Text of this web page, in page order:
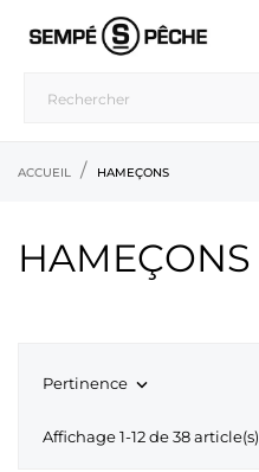
ACCUEIL HAMEÇONS
HAMEÇONS
Pertinence 
Affichage 1-12 de 38 article(s)